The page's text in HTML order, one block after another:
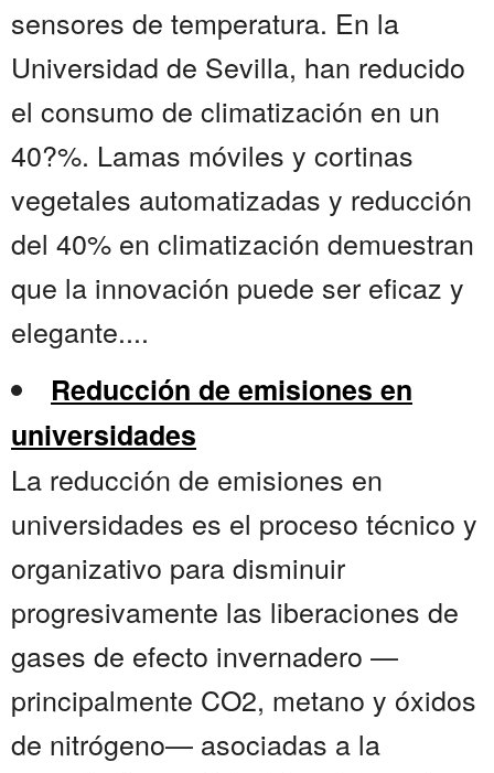
sensores de temperatura. En la
Universidad de Sevilla, han reducido
el consumo de climatización en un
40?%. Lamas móviles y cortinas
vegetales automatizadas y reducción
del 40% en climatización demuestran
que la innovación puede ser eficaz y
elegante....
Reducción de emisiones en
universidades
La reducción de emisiones en
universidades es el proceso técnico y
organizativo para disminuir
progresivamente las liberaciones de
gases de efecto invernadero —
principalmente CO2, metano y óxidos
de nitrógeno— asociadas a la